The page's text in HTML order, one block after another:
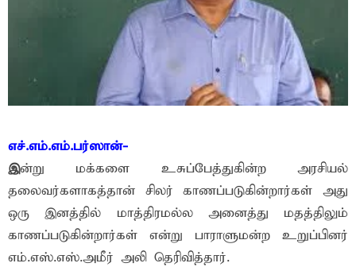
எச்.எம்.எம்.பர்ஸான்-
இன்று மக்களை உசுப்பேத்துகின்ற அரசியல்
தலைவர்களாகத்தான் சிலர் காணப்படுகின்றார்கள் அது
ஒரு இனத்தில் மாத்திரமல்ல அனைத்து மதத்திலும்
காணப்படுகின்றார்கள் என்று பாராளுமன்ற உறுப்பினர்
எம்.எஸ்.எஸ்.அமீர் அலி தெரிவித்தார்.